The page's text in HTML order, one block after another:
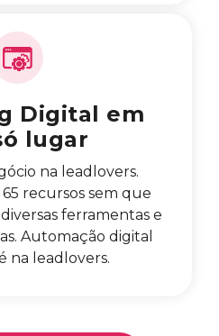
Digital em
lugar
na leadlovers.
recursos sem que
ferramentas e
Automação digital
na leadlovers.